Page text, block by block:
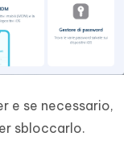
e se necessario,
sbloccarlo.